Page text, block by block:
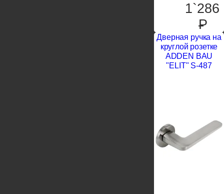
1`286
P
Дверная ручка на
круглой розетке
ADDEN BAU
"ELIT" S-487